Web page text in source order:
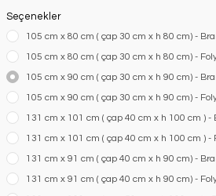
Seçenekler
105 cm x 80 cm ( çap 30 cm x h 80 cm) -
105 cm x 80 cm ( çap 30 cm x h 80 cm) -
105 cm x 90 cm ( çap 30 cm x h 90 cm) -
105 cm x 90 cm ( çap 30 cm x h 90 cm) -
131 cm x 101 cm ( çap 40 cm x h 100 cm ) -
131 cm x 101 cm ( çap 40 cm x h 100 cm ) -
131 cm x 91 cm ( çap 40 cm x h 90 cm) -
131 cm x 91 cm ( çap 40 cm x h 90 cm) -